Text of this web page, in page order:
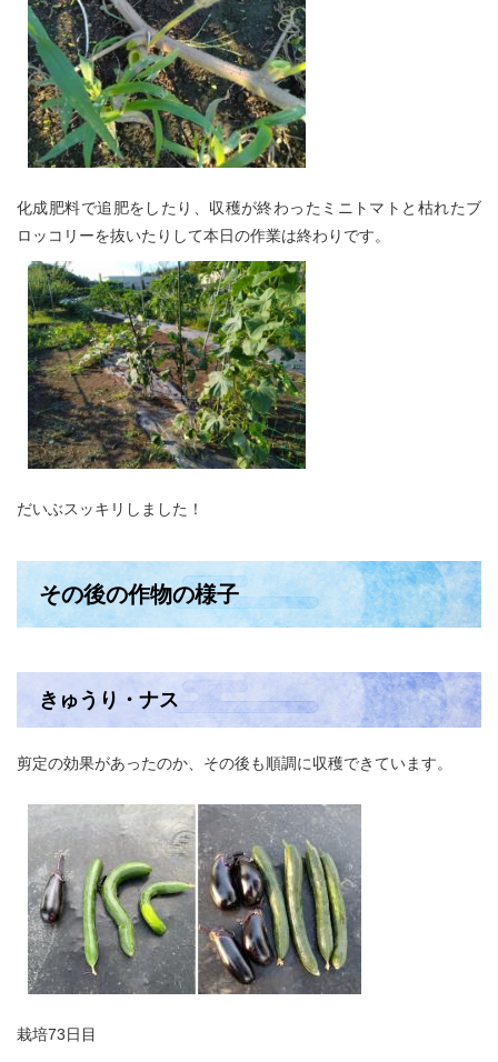
化成肥料で追肥をしたり、収穫が終わったミニトマトと枯れたブ
ロッコリーを抜いたりして本日の作業は終わりです。
だいぶスッキリしました！
その後の作物の様子
きゅうり・ナス
剪定の効果があったのか、その後も順調に収穫できています。
栽培73日目